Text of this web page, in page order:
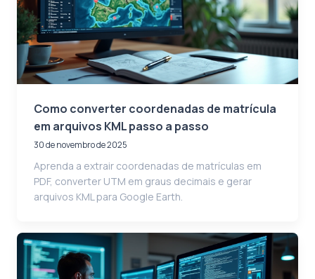
Como converter coordenadas de matrícula
em arquivos KML passo a passo
30 de novembro de 2025
Aprenda a extrair coordenadas de matrículas em
PDF, converter UTM em graus decimais e gerar
arquivos KML para Google Earth.